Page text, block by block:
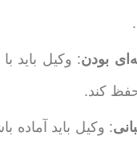
بودن: وکیل باید
کند.
: وکیل باید آماده